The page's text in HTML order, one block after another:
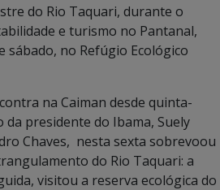
do Rio Taquari, durante o
e turismo no Pantanal,
sábado, no Refúgio Ecológico
na Caiman desde quinta-
da presidente do Ibama, Suely
Chaves, nesta sexta sobrevoou
do Rio Taquari: a
visitou a reserva ecológica do